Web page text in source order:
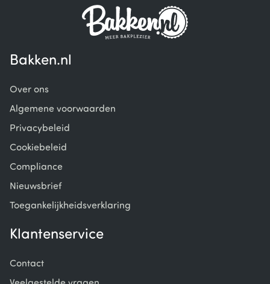
Bakken.nl
Over ons
Algemene voorwaarden
Privacybeleid
Cookiebeleid
Compliance
Nieuwsbrief
Toegankelijkheidsverklaring
Klantenservice
Contact